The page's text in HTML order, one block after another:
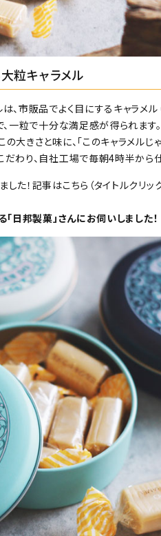
粒キャラメル
市販品でよく目にするキャラメル
一粒で十分な満足感が得られます。
大きさと味に、「このキャラメルじ
わり、自社工場で毎朝4時半から
た！記事はこちら（タイトルクリ
日邦製菓」さんにお伺いしました！